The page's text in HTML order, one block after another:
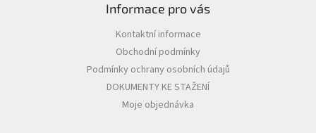
Informace pro vás
Kontaktní informace
Obchodní podmínky
Podmínky ochrany osobních údajů
DOKUMENTY KE STAŽENÍ
Moje objednávka